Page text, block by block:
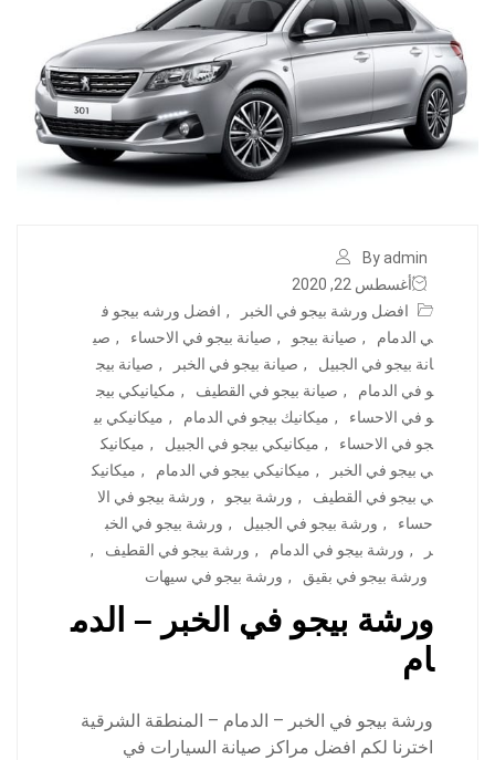
By admin
أغسطس 22, 2020
افضل ورشة بيجو في الخبر
, افضل ورشه بيجو ف
ي الدمام
, صيانة بيجو , صيانة بيجو في الاحساء , صي
انة بيجو في الجبيل
, صيانة بيجو في الخبر , صيانة بيج
و في الدمام
, صيانة بيجو في القطيف , مكيانيكي بيج
و في الاحساء
, ميكانيك بيجو في الدمام , ميكانيكي بي
جو في الاحساء
, ميكانيكي بيجو في الجبيل , ميكانيك
ي بيجو في الخبر
, ميكانيكي بيجو في الدمام , ميكانيك
ي بيجو في القطيف
, ورشة بيجو , ورشة بيجو في الا
حساء
, ورشة بيجو في الجبيل , ورشة بيجو في الخب
ر
, ورشة بيجو في الدمام , ورشة بيجو في القطيف
,
ورشة بيجو في بقيق
, ورشة بيجو في سيهات
ورشة بيجو في الخبر – الدم
ام
ورشة بيجو في الخبر – الدمام – المنطقة الشرقية
اخترنا لكم افضل مراكز صيانة السيارات في